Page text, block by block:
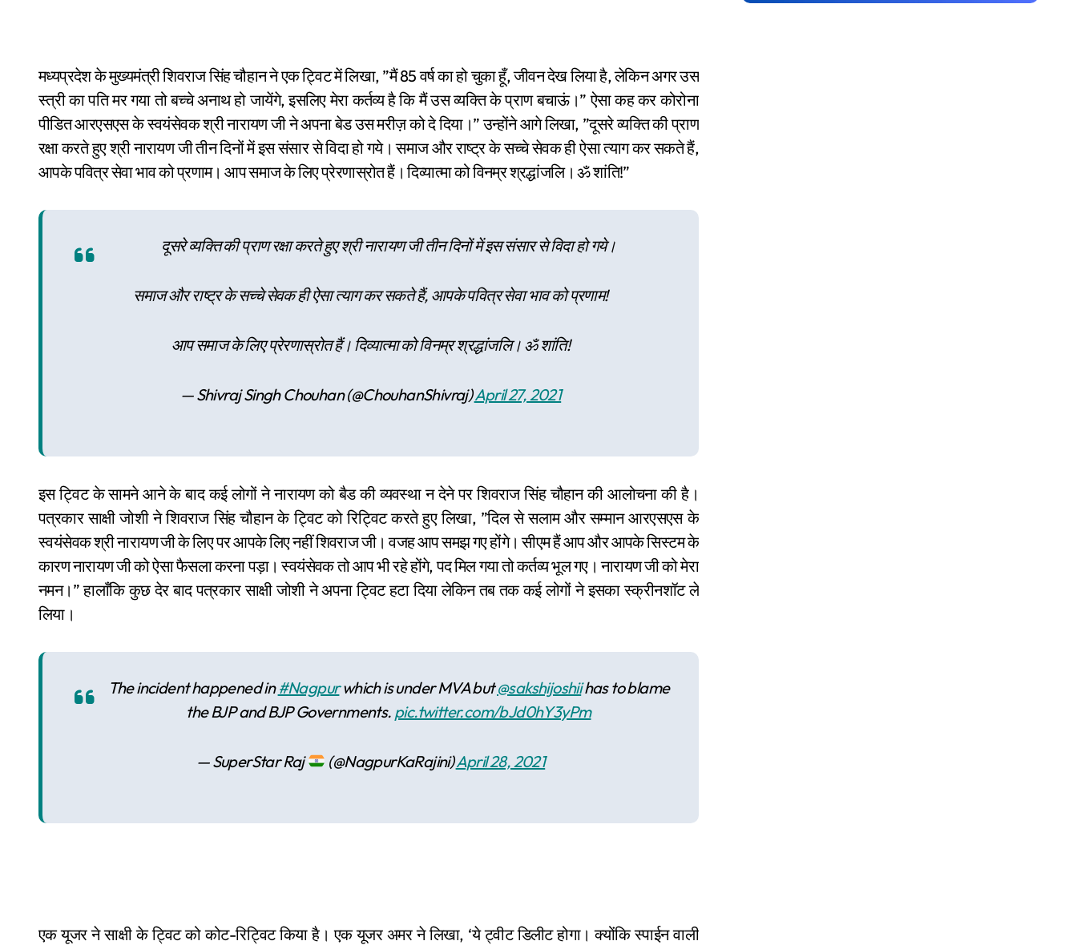
मध्यप्रदेश के मुख्यमंत्री शिवराज सिंह चौहान ने एक ट्विट में लिखा, ”मैं 85 वर्ष का हो चुका हूँ, जीवन देख लिया है, लेकिन अगर उस
स्त्री का पति मर गया तो बच्चे अनाथ हो जायेंगे, इसलिए मेरा कर्तव्य है कि मैं उस व्यक्ति के प्राण बचाऊं।” ऐसा कह कर कोरोना
पीडित आरएसएस के स्वयंसेवक श्री नारायण जी ने अपना बेड उस मरीज़ को दे दिया।” उन्होंने आगे लिखा, ”दूसरे व्यक्ति की प्राण
रक्षा करते हुए श्री नारायण जी तीन दिनों में इस संसार से विदा हो गये। समाज और राष्ट्र के सच्चे सेवक ही ऐसा त्याग कर सकते हैं,
आपके पवित्र सेवा भाव को प्रणाम। आप समाज के लिए प्रेरणास्रोत हैं। दिव्यात्मा को विनम्र श्रद्धांजलि। ॐ शांति!”
दूसरे व्यक्ति की प्राण रक्षा करते हुए श्री नारायण जी तीन दिनों में इस संसार से विदा हो गये।
समाज और राष्ट्र के सच्चे सेवक ही ऐसा त्याग कर सकते हैं, आपके पवित्र सेवा भाव को प्रणाम!
आप समाज के लिए प्रेरणास्रोत हैं। दिव्यात्मा को विनम्र श्रद्धांजलि। ॐ शांति!
— Shivraj Singh Chouhan (@ChouhanShivraj)April 27, 2021
इस ट्विट के सामने आने के बाद कई लोगों ने नारायण को बैड की व्यवस्था न देने पर शिवराज सिंह चौहान की आलोचना की है।
पत्रकार साक्षी जोशी ने शिवराज सिंह चौहान के ट्विट को रिट्विट करते हुए लिखा, ”दिल से सलाम और सम्मान आरएसएस के
स्वयंसेवक श्री नारायण जी के लिए पर आपके लिए नहीं शिवराज जी। वजह आप समझ गए होंगे। सीएम हैं आप और आपके सिस्टम के
कारण नारायण जी को ऐसा फैसला करना पड़ा। स्वयंसेवक तो आप भी रहे होंगे, पद मिल गया तो कर्तव्य भूल गए। नारायण जी को मेरा
नमन।” हालाँकि कुछ देर बाद पत्रकार साक्षी जोशी ने अपना ट्विट हटा दिया लेकिन तब तक कई लोगों ने इसका स्क्रीनशॉट ले
लिया।
The incident happened in#Nagpurwhich is under MVA but@sakshijoshiihas to blame
the BJP and BJP Governments. pic.twitter.com/bJd0hY3yPm
— SuperStar Raj (@NagpurKaRajini)April 28, 2021
एक यूजर ने साक्षी के ट्विट को कोट-रिट्विट किया है। एक यूजर अमर ने लिखा, ‘ये ट्वीट डिलीट होगा। क्योंकि स्पाईन वाली